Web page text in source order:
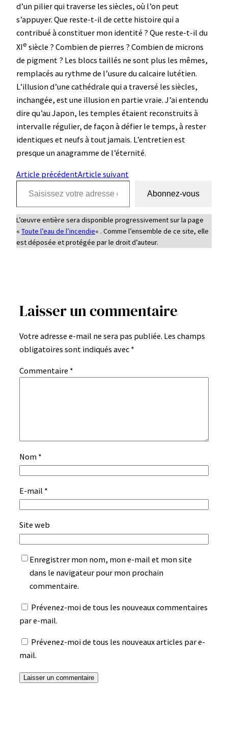
d’un pilier qui traverse les siècles, où l’on peut
s’appuyer. Que reste-t-il de cette histoire qui a
contribué à constituer mon identité ? Que reste-t-il du
XIe siècle ? Combien de pierres ? Combien de microns
de pigment ? Les blocs taillés ne sont plus les mêmes,
remplacés au rythme de l’usure du calcaire lutétien.
L’illusion d’une cathédrale qui a traversé les siècles,
inchangée, est une illusion en partie vraie. J’ai entendu
dire qu’au Japon, les temples étaient reconstruits à
intervalle régulier, de façon à défier le temps, à rester
identiques et neufs à tout jamais. L’entretien est
presque un anagramme de l’éternité.
Article précédentArticle suivant
Saisissez votre adresse e-mail…
Abonnez-vous
L’œuvre entière sera disponible progressivement sur la page
« Toute l’eau de l’incendie« . Comme l’ensemble de ce site, elle
est déposée et protégée par le droit d’auteur.
Laisser un commentaire
Votre adresse e-mail ne sera pas publiée. Les champs
obligatoires sont indiqués avec *
Commentaire *
Nom *
E-mail *
Site web
Enregistrer mon nom, mon e-mail et mon site
dans le navigateur pour mon prochain
commentaire.
Prévenez-moi de tous les nouveaux commentaires
par e-mail.
Prévenez-moi de tous les nouveaux articles par e-
mail.